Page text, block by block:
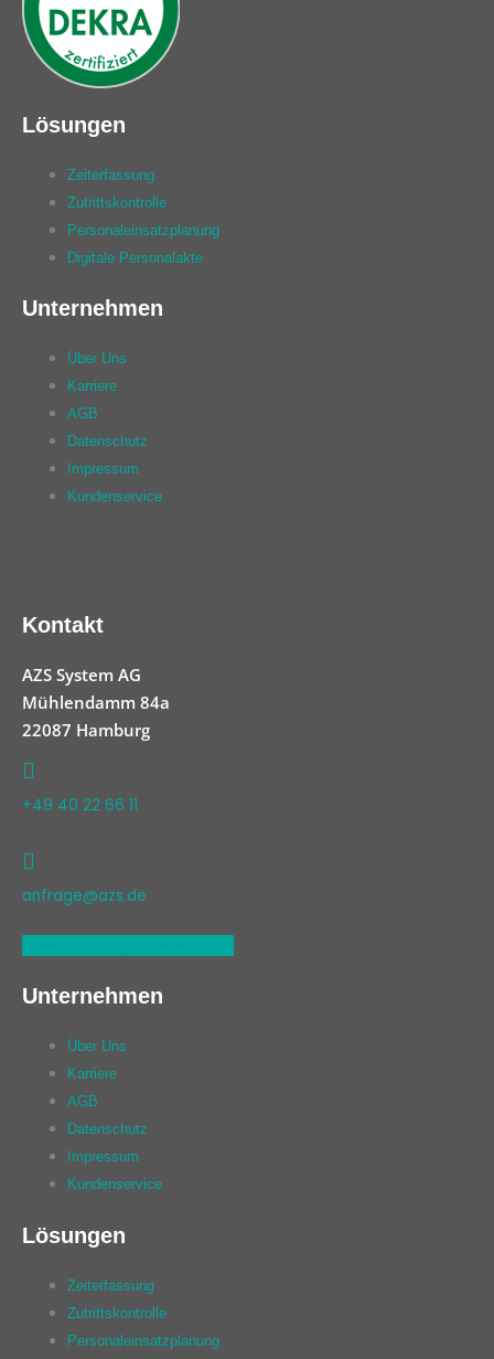
Lösungen
Zeiterfassung
Zutrittskontrolle
Personaleinsatzplanung
Digitale Personalakte
Unternehmen
Über Uns
Karriere
AGB
Datenschutz
Impressum
Kundenservice
Kontakt
AZS System AG
Mühlendamm 84a
22087 Hamburg
+49 40 22 66 11
anfrage@azs.de
Unternehmen
Über Uns
Karriere
AGB
Datenschutz
Impressum
Kundenservice
Lösungen
Zeiterfassung
Zutrittskontrolle
Personaleinsatzplanung